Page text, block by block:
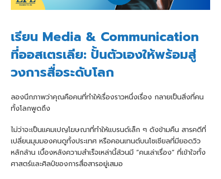
เรียน Media & Communication
ที่ออสเตรเลีย: ปั้นตัวเองให้พร้อมสู่
วงการสื่อระดับโลก
ลองนึกภาพว่าคุณคือคนที่ทำให้เรื่องราวหนึ่งเรื่อง กลายเป็นสิ่งที่คน
ทั้งโลกพูดถึง
ไม่ว่าจะเป็นแคมเปญโฆษณาที่ทำให้แบรนด์เล็ก ๆ ดังข้ามคืน สารคดีที่
เปลี่ยนมุมมองคนดูทั้งประเทศ หรือคอนเทนต์บนโซเชียลที่มียอดวิว
หลักล้าน เบื้องหลังความสำเร็จเหล่านี้ล้วนมี “คนเล่าเรื่อง” ที่เข้าใจทั้ง
ศาสตร์และศิลป์ของการสื่อสารอยู่เสมอ